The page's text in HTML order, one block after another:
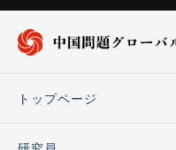
トップページ